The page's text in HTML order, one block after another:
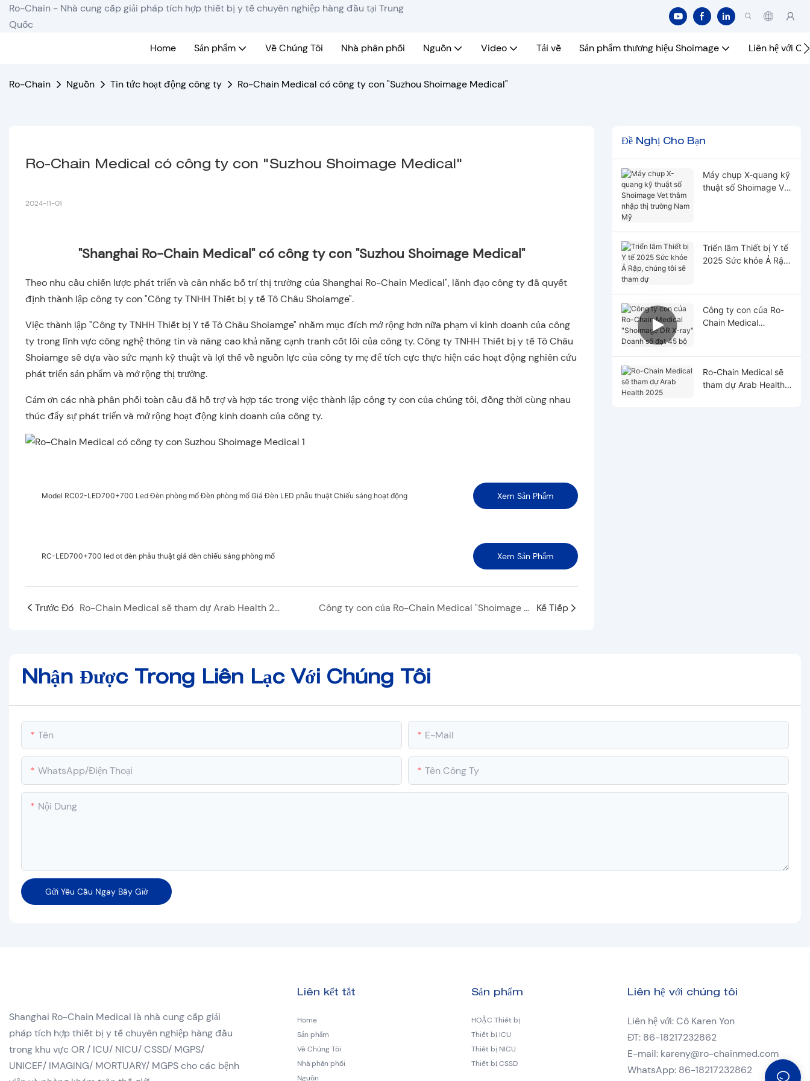
Ro-Chain - Nhà cung cấp giải pháp tích hợp thiết bị y tế chuyên nghiệp hàng đầu tại Trung
Quốc
Home
Sản phẩm Về Chúng Tôi Nhà phân phối Nguồn Video Tải về Sản phẩm thương hiệu Shoimage Liên hệ với
Ro-Chain Nguồn Tin tức hoạt động công ty Ro-Chain Medical có công ty con "Suzhou Shoimage Medical"
Ro-Chain Medical có công ty con "Suzhou Shoimage Medical"
2024-11-01
"Shanghai Ro-Chain Medical" có công ty con "Suzhou Shoimage Medical"
Theo nhu cầu chiến lược phát triển và cân nhắc bố trí thị trường của Shanghai Ro-Chain Medical", lãnh đạo công ty đã quyết
định thành lập công ty con "Công ty TNHH Thiết bị y tế Tô Châu Shoiamge".
Việc thành lập "Công ty TNHH Thiết bị Y tế Tô Châu Shoiamge" nhằm mục đích mở rộng hơn nữa phạm vi kinh doanh của công
ty trong lĩnh vực công nghệ thông tin và nâng cao khả năng cạnh tranh cốt lõi của công ty. Công ty TNHH Thiết bị y tế Tô Châu
Shoiamge sẽ dựa vào sức mạnh kỹ thuật và lợi thế về nguồn lực của công ty mẹ để tích cực thực hiện các hoạt động nghiên cứu
phát triển sản phẩm và mở rộng thị trường.
Cảm ơn các nhà phân phối toàn cầu đã hỗ trợ và hợp tác trong việc thành lập công ty con của chúng tôi, đồng thời cùng nhau
thúc đẩy sự phát triển và mở rộng hoạt động kinh doanh của công ty.
Model RC02-LED700+700 Led Đèn phòng mổ Đèn phòng mổ Giá Đèn LED phẫu thuật Chiếu sáng hoạt động Xem Sản Phẩm
RC-LED700+700 led ot đèn phẫu thuật giá đèn chiếu sáng phòng mổ Xem Sản Phẩm
Trước Đó Ro-Chain Medical sẽ tham dự Arab Health 2025 Công ty con của Ro-Chain Medical "Shoimage DR X-ray" Doanh số đạt 45 bộ Kế Tiếp
Đề Nghị Cho Bạn
Máy chụp X-quang kỹ
thuật số Shoimage Vet
Triển lãm Thiết bị Y tế
2025 Sức khỏe Ả Rập,
Công ty con của Ro-
Chain Medical
Ro-Chain Medical sẽ
tham dự Arab Health
Nhận Được Trong Liên Lạc Với Chúng Tôi
Tên E-Mail
WhatsApp/Điện Thoại Tên Công Ty
Nội Dung
Gửi Yêu Cầu Ngay Bây Giờ
Shanghai Ro-Chain Medical là nhà cung cấp giải
pháp tích hợp thiết bị y tế chuyên nghiệp hàng đầu
trong khu vực OR / ICU/ NICU/ CSSD/ MGPS/
UNICEF/ IMAGING/ MORTUARY/ MGPS cho các bệnh
Liên kết tắt
Home
Sản phẩm
Về Chúng Tôi
Nhà phân phối
Nguồn
Sản phẩm
HOẶC Thiết bị
Thiết bị ICU
Thiết bị NICU
Thiết bị CSSD
Liên hệ với chúng tôi
Liên hệ với: Cô Karen Yon
ĐT: 86-18217232862
E-mail: kareny@ro-chainmed.com
WhatsApp: 86-18217232862